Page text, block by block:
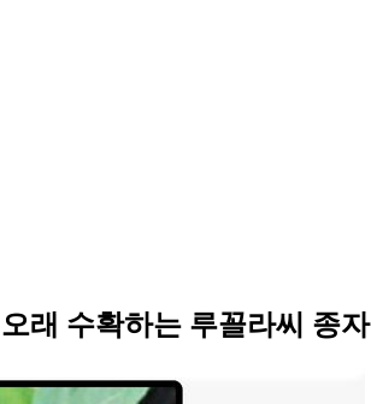
래 수확하는 루꼴라씨 종자